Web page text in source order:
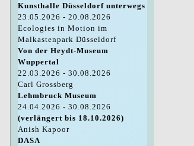
Kunsthalle Düsseldorf unterwegs
23.05.2026 - 20.08.2026
Ecologies in Motion im
Malkastenpark Düsseldorf
Von der Heydt-Museum
Wuppertal
22.03.2026 - 30.08.2026
Carl Grossberg
Lehmbruck Museum
24.04.2026 - 30.08.2026
(verlängert bis 18.10.2026)
Anish Kapoor
DASA